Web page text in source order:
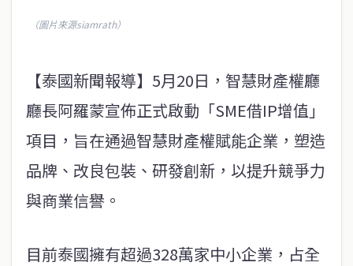
（圖片來源siamrath）
【泰國新聞報導】5月20日，智慧財產權廳
廳長阿羅蒙宣佈正式啟動「SME借IP增值」
項目，旨在通過智慧財產權賦能企業，塑造
品牌、改良包裝、研發創新，以提升競爭力
與商業信譽。
目前泰國擁有超過328萬家中小企業，占全